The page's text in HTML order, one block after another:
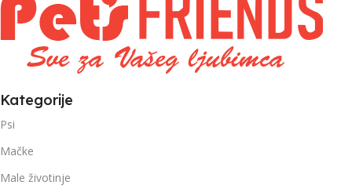
Kategorije
Psi
Mačke
Male životinje